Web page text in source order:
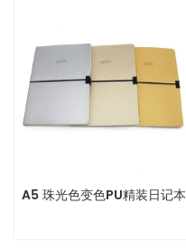
A5 珠光色变色PU精装日记本